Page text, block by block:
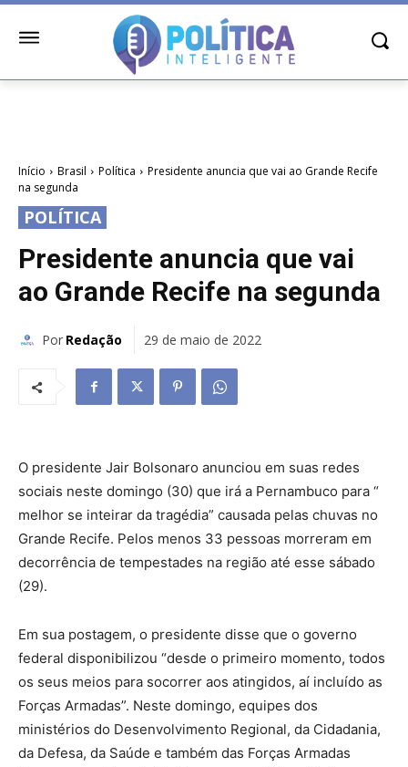
Início Brasil Política
Presidente anuncia que vai ao Grande Recife
na segunda
POLÍTICA
Presidente anuncia que vai
ao Grande Recife na segunda
Por Redação 29 de maio de 2022
O presidente Jair Bolsonaro anunciou em suas redes
sociais neste domingo (30) que irá a Pernambuco para “
melhor se inteirar da tragédia” causada pelas chuvas no
Grande Recife. Pelos menos 33 pessoas morreram em
decorrência de tempestades na região até esse sábado
(29).
Em sua postagem, o presidente disse que o governo
federal disponibilizou “desde o primeiro momento, todos
os seus meios para socorrer aos atingidos, aí incluído as
Forças Armadas”. Neste domingo, equipes dos
ministérios do Desenvolvimento Regional, da Cidadania,
da Defesa, da Saúde e também das Forças Armadas